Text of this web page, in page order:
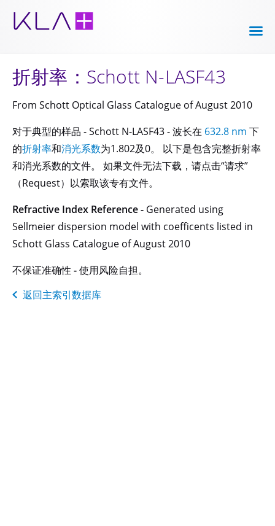
折射率：Schott N-LASF43
From Schott Optical Glass Catalogue of August 2010
对于典型的样品 - Schott N-LASF43 - 波长在 632.8 nm 下
的折射率和消光系数为1.802及0。 以下是包含完整折射率
和消光系数的文件。 如果文件无法下载，请点击“请求”
（Request）以索取该专有文件。
Refractive Index Reference - Generated using
Sellmeier dispersion model with coefficents listed in
Schott Glass Catalogue of August 2010
不保证准确性 - 使用风险自担。
返回主索引数据库